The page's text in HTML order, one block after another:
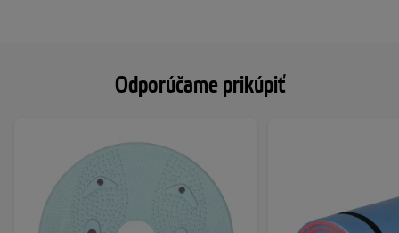
Odporúčame prikúpiť